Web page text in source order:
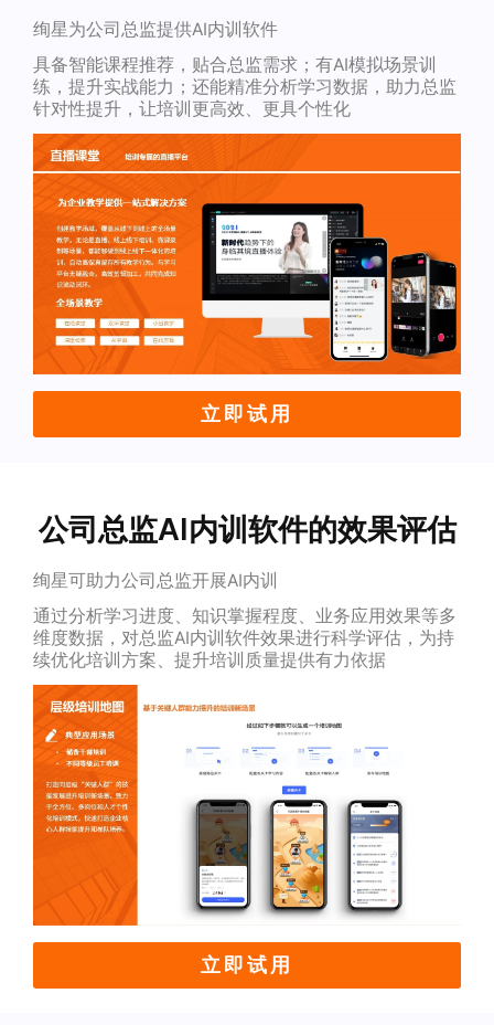
绚星为公司总监提供AI内训软件
具备智能课程推荐，贴合总监需求；有AI模拟场景训
练，提升实战能力；还能精准分析学习数据，助力总监
针对性提升，让培训更高效、更具个性化
立即试用
公司总监AI内训软件的效果评估
绚星可助力公司总监开展AI内训
通过分析学习进度、知识掌握程度、业务应用效果等多
维度数据，对总监AI内训软件效果进行科学评估，为持
续优化培训方案、提升培训质量提供有力依据
立即试用